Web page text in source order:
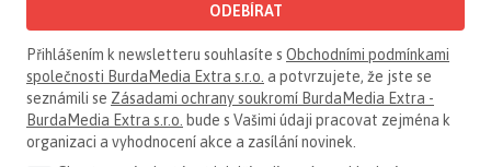
ODEBÍRAT
Přihlášením k newsletteru souhlasíte s Obchodními podmínkami
společnosti BurdaMedia Extra s.r.o. a potvrzujete, že jste se
seznámili se Zásadami ochrany soukromí BurdaMedia Extra -
BurdaMedia Extra s.r.o. bude s Vašimi údaji pracovat zejména k
organizaci a vyhodnocení akce a zasílání novinek.